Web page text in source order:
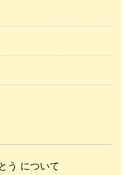
う について